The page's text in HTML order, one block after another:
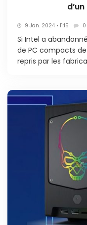
9 Jan. 2024 • 11:15 0
Si Intel a
de PC compacts
repris par les